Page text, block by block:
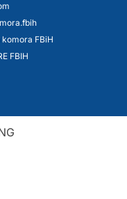
FBiH
FBIH